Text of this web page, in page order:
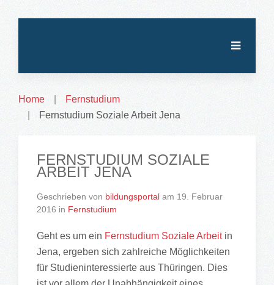
Home
Fernstudium
Fernstudium Soziale Arbeit Jena
FERNSTUDIUM SOZIALE
ARBEIT JENA
Geschrieben von bildungsportal am 19. Februar
2016 in Fernstudium
Geht es um ein Fernstudium Soziale Arbeitin
Jena, ergeben sich zahlreiche Möglichkeiten
für Studieninteressierte aus Thüringen. Dies